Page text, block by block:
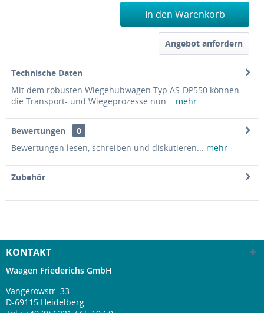
In den Warenkorb
Angebot anfordern
Technische Daten
Mit dem robusten Wiegehubwagen Typ AS-DP550 können
die Transport- und Wiegeprozesse nun...
mehr
Bewertungen
0
Bewertungen lesen, schreiben und diskutieren...
mehr
Zubehör
KONTAKT
Waagen Friederichs GmbH
Vangerowstr. 33
D-69115 Heidelberg